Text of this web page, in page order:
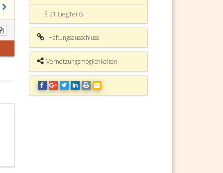
§ 21 LiegTeilG
§ 22 LiegTeilG
§ 22a LiegTeilG (weggefallen)
§ 23 LiegTeilG
§ 24 LiegTeilG
Haftungsausschluss
Vernetzungsmöglichkeiten